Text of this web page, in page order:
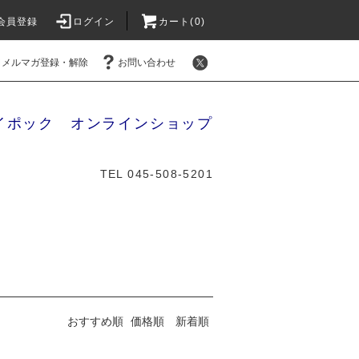
員登録 ログイン カート(0)
メルマガ登録・解除 お問い合わせ
ック オンラインショップ
TEL 045-508-5201
おすすめ順 価格順 新着順